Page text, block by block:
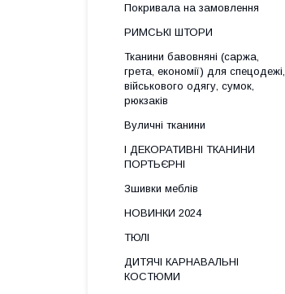
Покривала на замовлення
РИМСЬКІ ШТОРИ
Тканини бавовняні (саржа,
грета, економії) для спецодежі,
військового одягу, сумок,
рюкзаків
Вуличні тканини
І ДЕКОРАТИВНІ ТКАНИНИ
ПОРТЬЄРНІ
Зшивки меблів
НОВИНКИ 2024
ТЮЛІ
ДИТЯЧІ КАРНАВАЛЬНІ
КОСТЮМИ